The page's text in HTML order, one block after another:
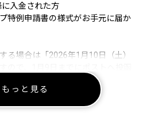
入金された方
例申請書の様式がお手元に届か
る場合は「2026年1月10日（土）
に郵便局へお持ち込みください。
お急ぎの方は、次の２つ方法のい
もっと見る